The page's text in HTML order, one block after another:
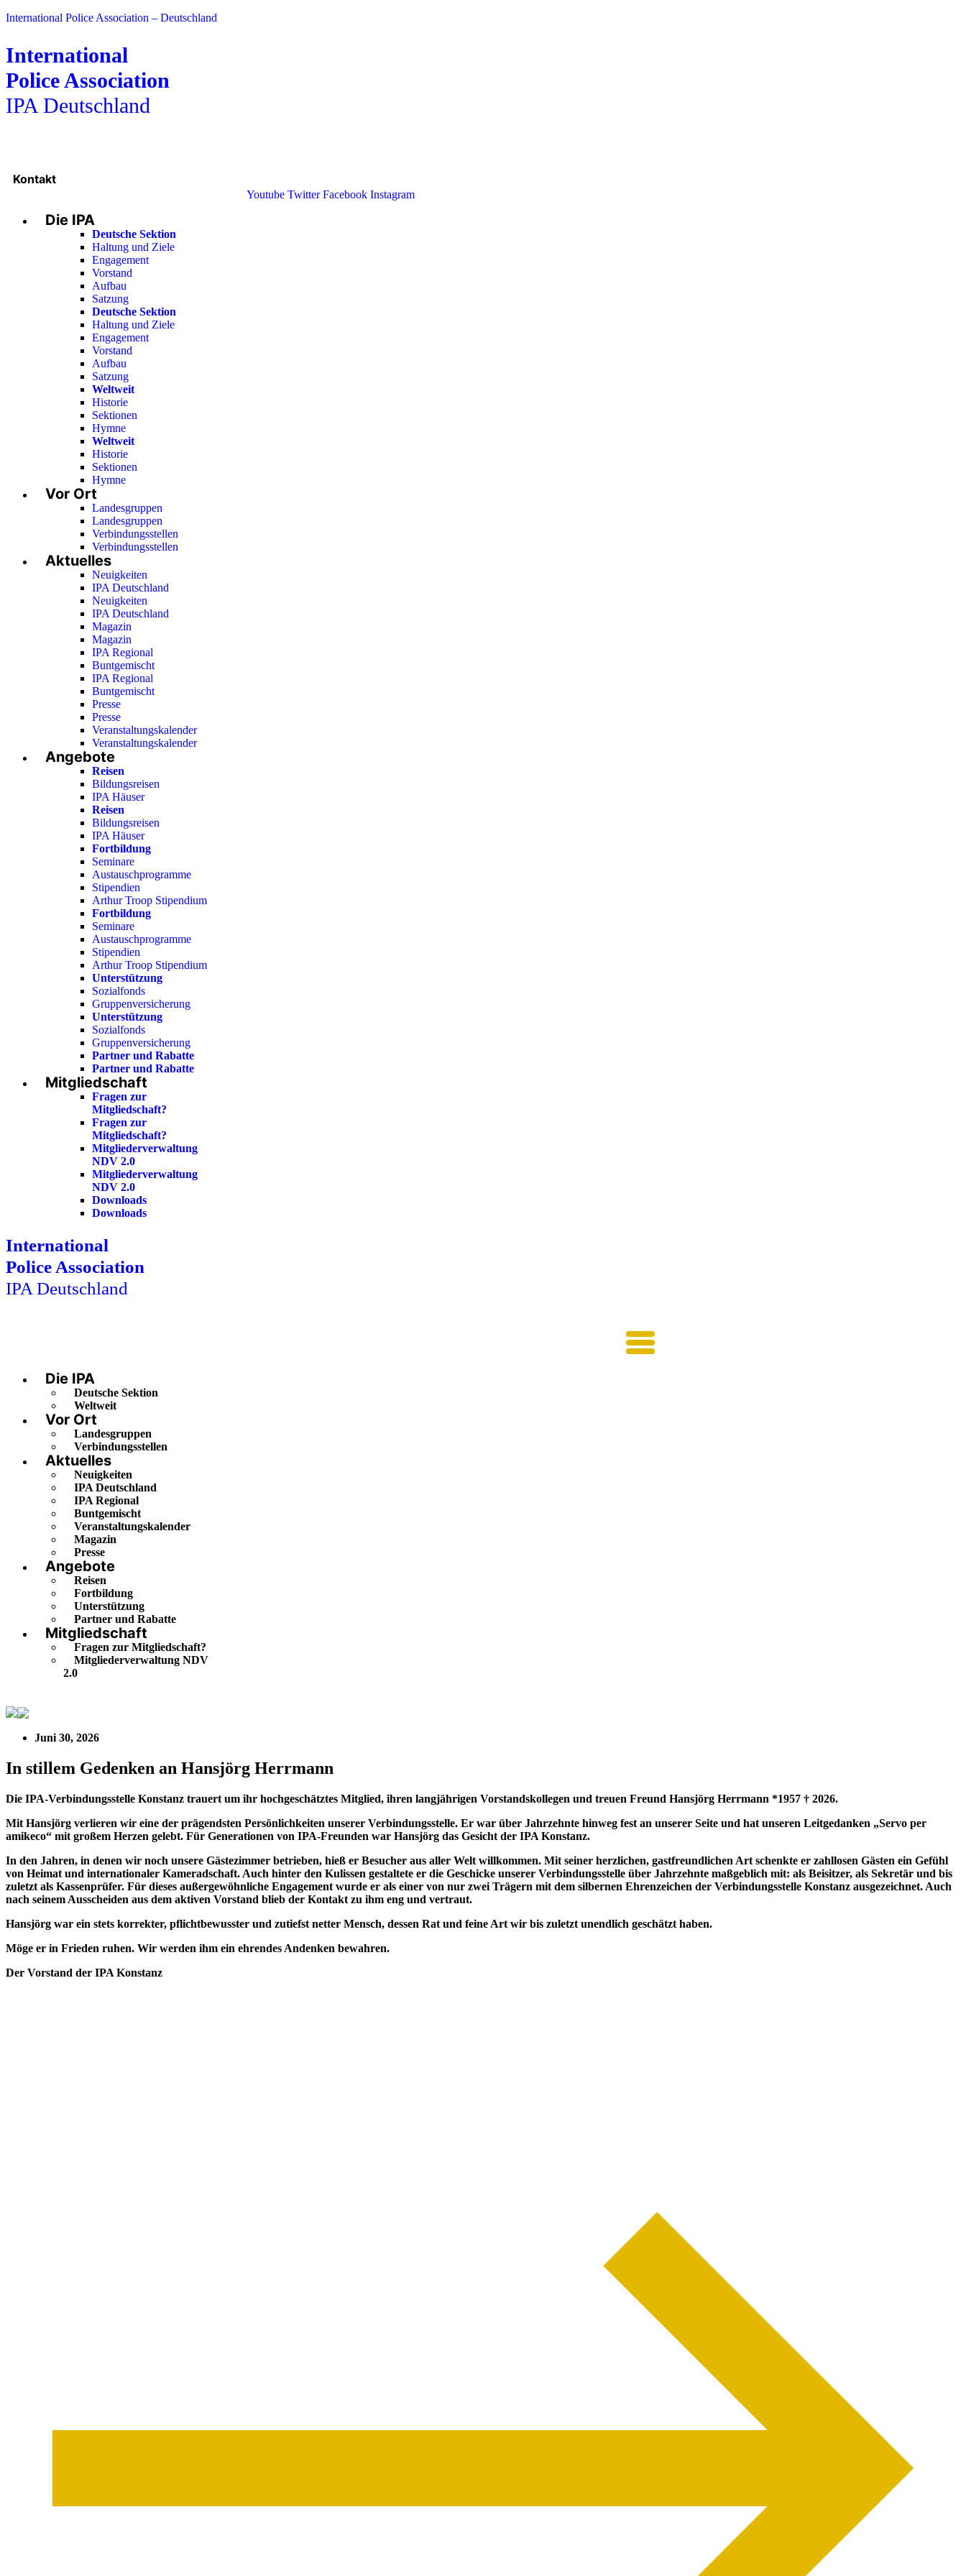
International Police Association – Deutschland
International
Police Association
IPA Deutschland
Kontakt
Youtube Twitter Facebook Instagram
Die IPA
Deutsche Sektion
Haltung und Ziele
Engagement
Vorstand
Aufbau
Satzung
Deutsche Sektion
Haltung und Ziele
Engagement
Vorstand
Aufbau
Satzung
Weltweit
Historie
Sektionen
Hymne
Weltweit
Historie
Sektionen
Hymne
Vor Ort
Landesgruppen
Landesgruppen
Verbindungsstellen
Verbindungsstellen
Aktuelles
Neuigkeiten
IPA Deutschland
Neuigkeiten
IPA Deutschland
Magazin
Magazin
IPA Regional
Buntgemischt
IPA Regional
Buntgemischt
Presse
Presse
Veranstaltungskalender
Veranstaltungskalender
Angebote
Reisen
Bildungsreisen
IPA Häuser
Reisen
Bildungsreisen
IPA Häuser
Fortbildung
Seminare
Austauschprogramme
Stipendien
Arthur Troop Stipendium
Fortbildung
Seminare
Austauschprogramme
Stipendien
Arthur Troop Stipendium
Unterstützung
Sozialfonds
Gruppenversicherung
Unterstützung
Sozialfonds
Gruppenversicherung
Partner und Rabatte
Partner und Rabatte
Mitgliedschaft
Fragen zur
Mitgliedschaft?
Fragen zur
Mitgliedschaft?
Mitgliederverwaltung
NDV 2.0
Mitgliederverwaltung
NDV 2.0
Downloads
Downloads
International
Police Association
IPA Deutschland
Main
Menu
Die IPA
Deutsche Sektion
Weltweit
Vor Ort
Landesgruppen
Verbindungsstellen
Aktuelles
Neuigkeiten
IPA Deutschland
IPA Regional
Buntgemischt
Veranstaltungskalender
Magazin
Presse
Angebote
Reisen
Fortbildung
Unterstützung
Partner und Rabatte
Mitgliedschaft
Fragen zur Mitgliedschaft?
Mitgliederverwaltung NDV
2.0
Juni 30, 2026
In stillem Gedenken an Hansjörg Herrmann
Die IPA-Verbindungsstelle Konstanz trauert um ihr hochgeschätztes Mitglied, ihren langjährigen Vorstandskollegen und treuen Freund Hansjörg Herrmann *1957 † 2026.
Mit Hansjörg verlieren wir eine der prägendsten Persönlichkeiten unserer Verbindungsstelle. Er war über Jahrzehnte hinweg fest an unserer Seite und hat unseren Leitgedanken „Servo per
amikeco“ mit großem Herzen gelebt. Für Generationen von IPA-Freunden war Hansjörg das Gesicht der IPA Konstanz.
In den Jahren, in denen wir noch unsere Gästezimmer betrieben, hieß er Besucher aus aller Welt willkommen. Mit seiner herzlichen, gastfreundlichen Art schenkte er zahllosen Gästen ein Gefühl
von Heimat und internationaler Kameradschaft. Auch hinter den Kulissen gestaltete er die Geschicke unserer Verbindungsstelle über Jahrzehnte maßgeblich mit: als Beisitzer, als Sekretär und bis
zuletzt als Kassenprüfer. Für dieses außergewöhnliche Engagement wurde er als einer von nur zwei Trägern mit dem silbernen Ehrenzeichen der Verbindungsstelle Konstanz ausgezeichnet. Auch
nach seinem Ausscheiden aus dem aktiven Vorstand blieb der Kontakt zu ihm eng und vertraut.
Hansjörg war ein stets korrekter, pflichtbewusster und zutiefst netter Mensch, dessen Rat und feine Art wir bis zuletzt unendlich geschätzt haben.
Möge er in Frieden ruhen. Wir werden ihm ein ehrendes Andenken bewahren.
Der Vorstand der IPA Konstanz